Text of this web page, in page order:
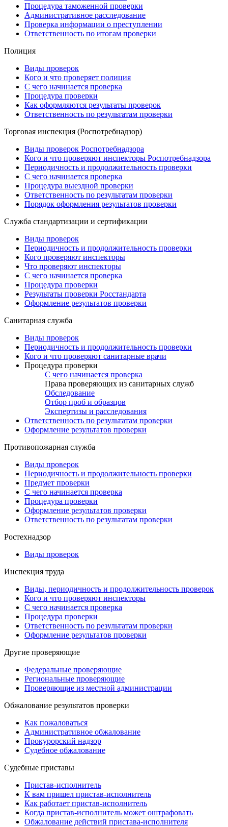
Процедура таможенной проверки
Административное расследование
Проверка информации о преступлении
Ответственность по итогам проверки
Полиция
Виды проверок
Кого и что проверяет полиция
С чего начинается проверка
Процедура проверки
Как оформляются результаты проверок
Ответственность по результатам проверки
Торговая инспекция (Роспотребнадзор)
Виды проверок Роспотребнадзора
Кого и что проверяют инспекторы Роспотребнадзора
Периодичность и продолжительность проверки
С чего начинается проверка
Процедура выездной проверки
Ответственность по результатам проверки
Порядок оформления результатов проверки
Служба стандартизации и сертификации
Виды проверок
Периодичность и продолжительность проверки
Кого проверяют инспекторы
Что проверяют инспекторы
С чего начинается проверка
Процедура проверки
Результаты проверки Росстандарта
Оформление результатов проверки
Санитарная служба
Виды проверок
Периодичность и продолжительность проверки
Кого и что проверяют санитарные врачи
Процедура проверки
С чего начинается проверка
Права проверяющих из санитарных служб
Обследование
Отбор проб и образцов
Экспертизы и расследования
Ответственность по результатам проверки
Оформление результатов проверки
Противопожарная служба
Виды проверок
Периодичность и продолжительность проверки
Предмет проверки
С чего начинается проверка
Процедура проверки
Оформление результатов проверки
Ответственность по результатам проверки
Ростехнадзор
Виды проверок
Инспекция труда
Виды, периодичность и продолжительность проверок
Кого и что проверяют инспекторы
С чего начинается проверка
Процедура проверки
Ответственность по результатам проверки
Оформление результатов проверки
Другие проверяющие
Федеральные проверяющие
Региональные проверяющие
Проверяющие из местной администрации
Обжалование результатов проверки
Как пожаловаться
Административное обжалование
Прокурорский надзор
Судебное обжалование
Судебные приставы
Пристав-исполнитель
К вам пришел пристав-исполнитель
Как работает пристав-исполнитель
Когда пристав-исполнитель может оштрафовать
Обжалование действий пристава-исполнителя